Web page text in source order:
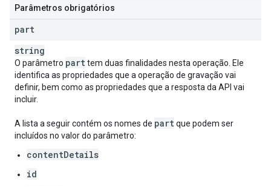
Parâmetros obrigatórios
part
string
O parâmetro parttem duas finalidades nesta operação. Ele
identifica as propriedades que a operação de gravação vai
definir, bem como as propriedades que a resposta da API vai
incluir.
A lista a seguir contém os nomes de partque podem ser
incluídos no valor do parâmetro:
contentDetails
id